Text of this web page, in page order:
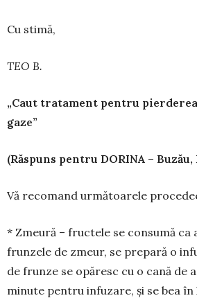
Cu stimă,
TEO B.
„Caut tratament pentru
gaze”
(Răspuns pentru DORINA – Buzău,
Vă recomand următoarele
* Zmeură – fructele se consumă ca
frunzele de zmeur, se prepară o
de frunze se opăresc cu o cană de
minute pentru infuzare, și se bea în